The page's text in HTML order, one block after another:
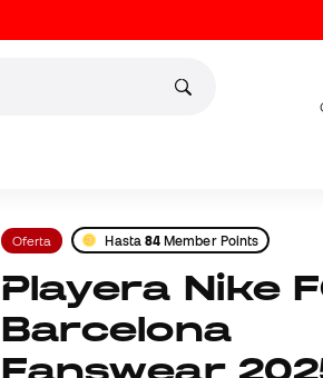
Oferta Hasta 84 Member Points
Playera Nike FC
Barcelona
Fanswear